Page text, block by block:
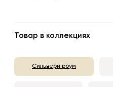
Товар в коллекциях
Сильвери роум